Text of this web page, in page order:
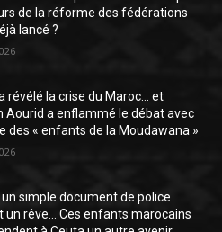
de la réforme des fédérations
lancé ?
révélé la crise du Maroc… et
Aourid a enflammé le débat avec
des « enfants de la Moudawana »
un simple document de police
un rêve… Ces enfants marocains